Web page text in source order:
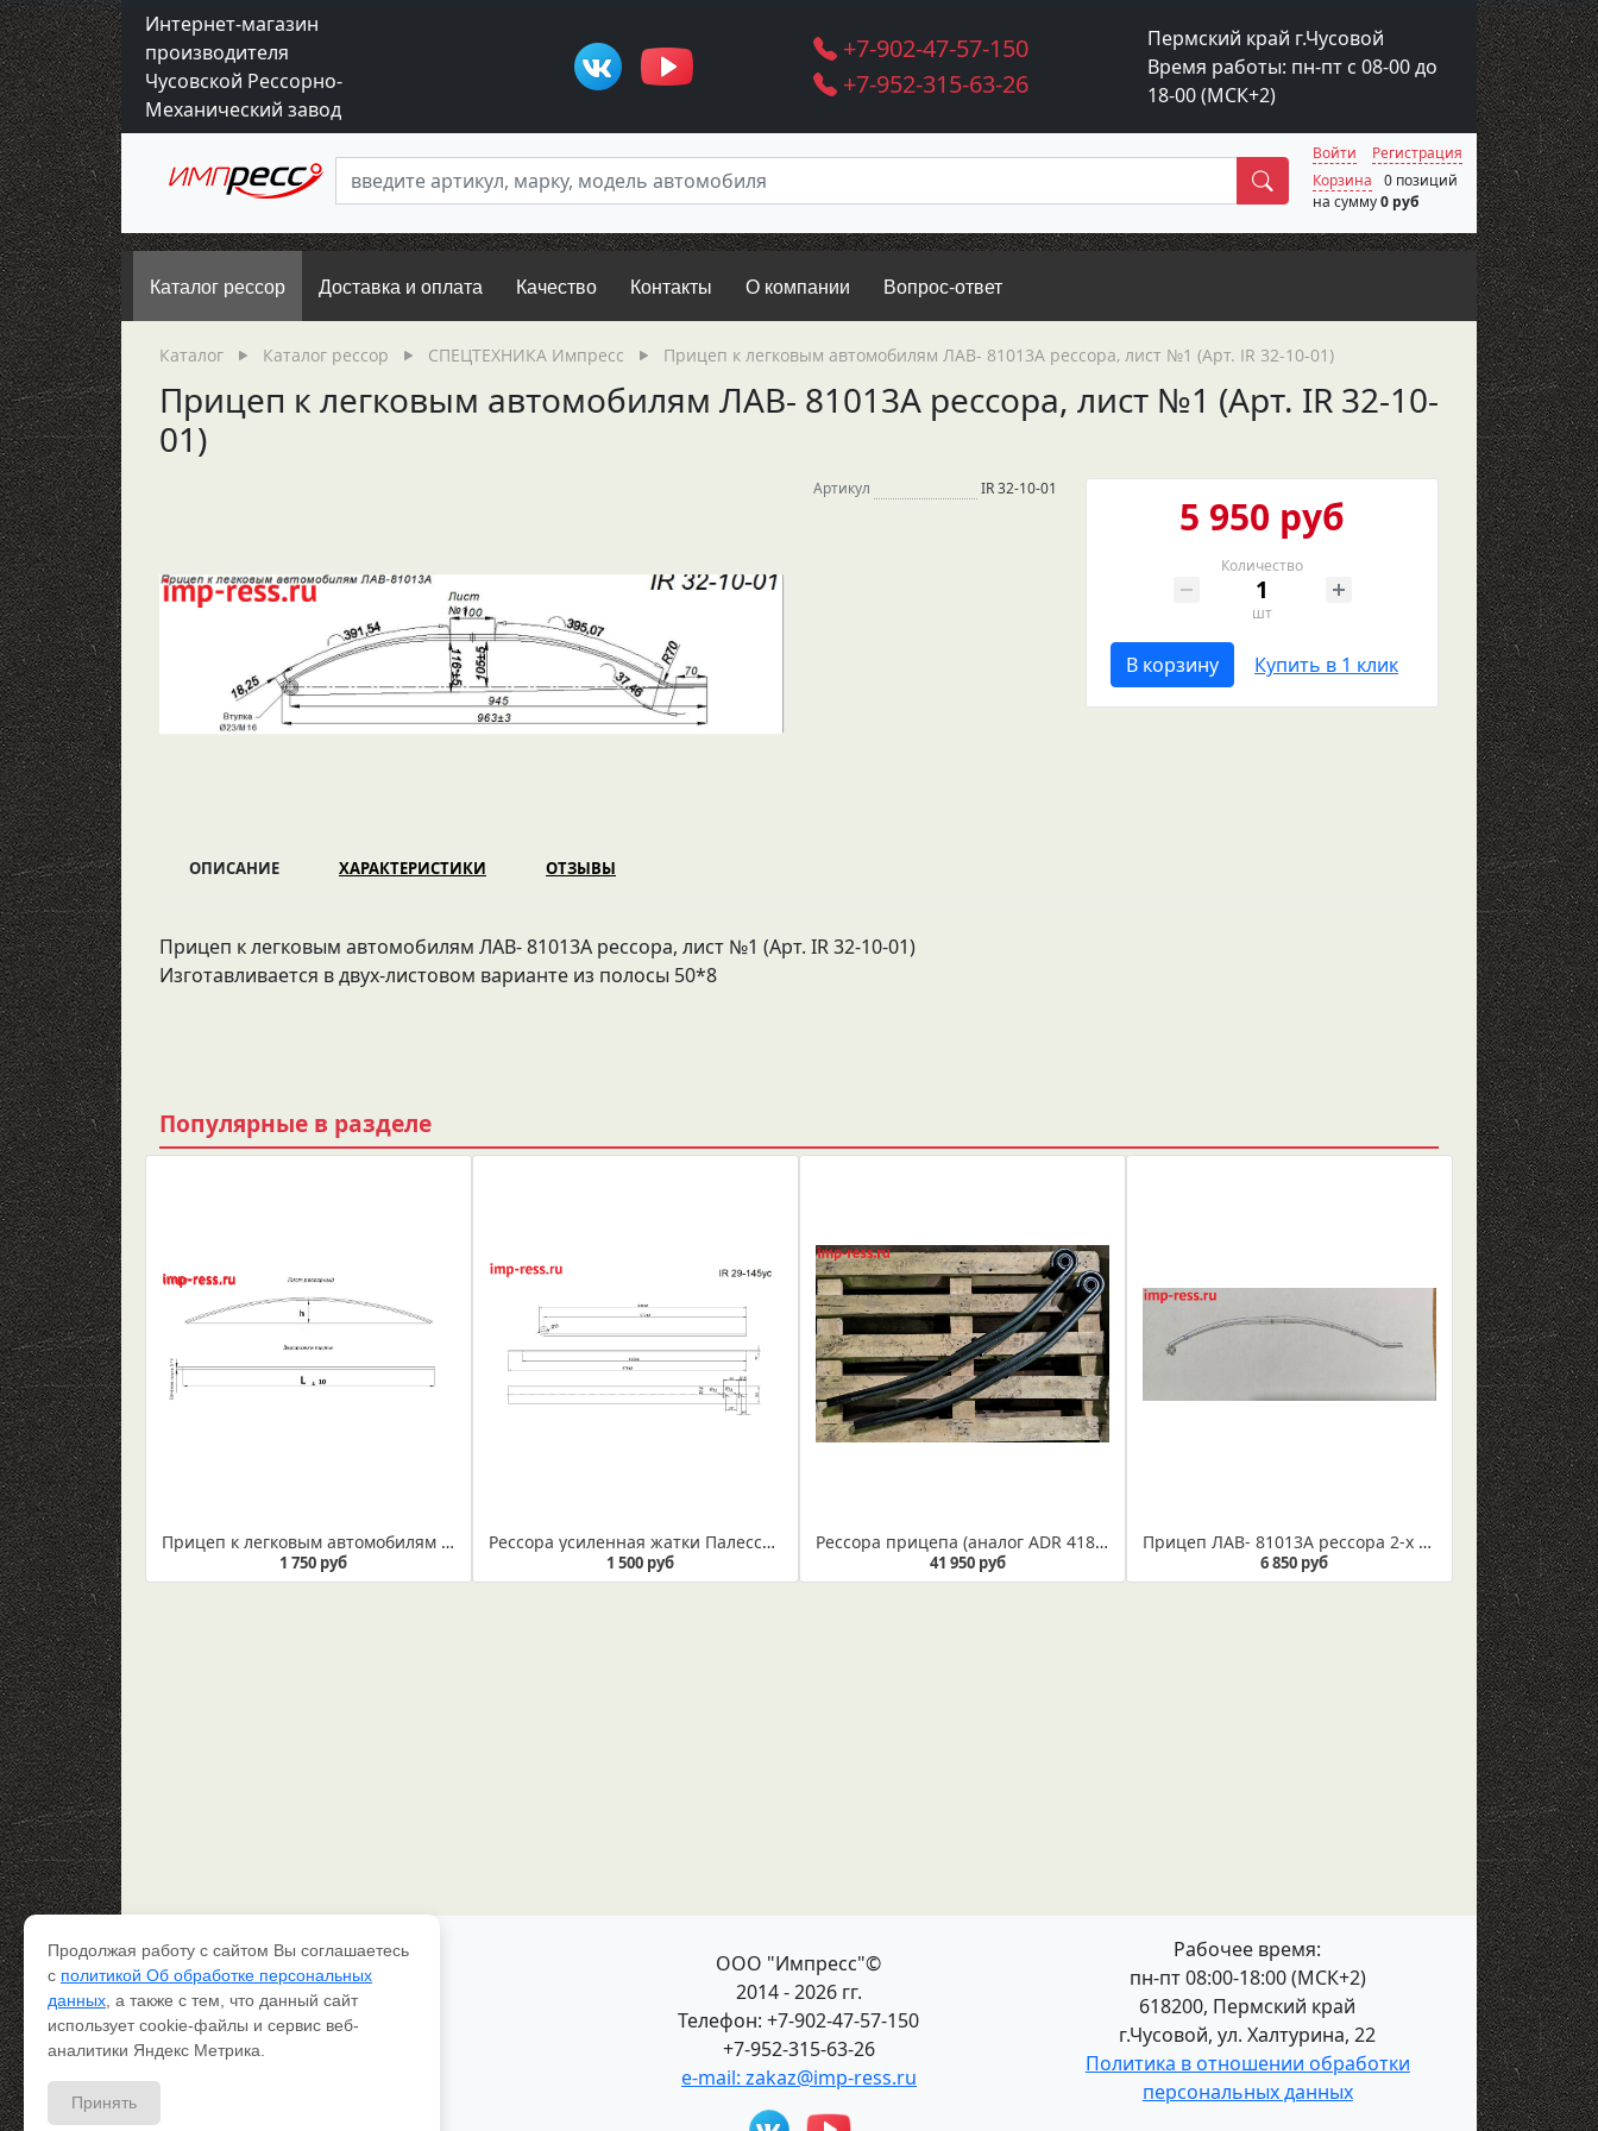
Интернет-магазин
производителя
Чусовской Рессорно-
Механический завод
+7-902-47-57-150
+7-952-315-63-26
Пермский край г.Чусовой
Время работы: пн-пт с 08-00 до
18-00 (МСК+2)
Поиск
Войти
Регистрация
Корзина
0 позиций
на сумму0 руб
Каталог рессор Доставка и оплата Качество Контакты О компании Вопрос-ответ
Каталог Каталог рессор СПЕЦТЕХНИКА Импресс Прицеп к легковым автомобилям ЛАВ- 81013А рессора, лист №1 (Арт. IR 32-10-01)
Прицеп к легковым автомобилям ЛАВ- 81013А рессора, лист №1 (Арт. IR 32-10-
01)
Артикул IR 32-10-01
5 950 руб
Количество
шт
В корзину Купить в 1 клик
ОПИСАНИЕ ХАРАКТЕРИСТИКИ ОТЗЫВЫ
Прицеп к легковым автомобилям ЛАВ- 81013А рессора, лист №1 (Арт. IR 32-10-01)
Изготавливается в двух-листовом варианте из полосы 50*8
Популярные в разделе
Прицеп к легковым автомобилям ЛАВ- 81013А рессора, лист дополнительный из полосы 50*8 (Арт. IR 32-10-02)
1 750 руб
Рессора усиленная жатки Палессе КЗК 2503405А/-01 (IR 29-145ус)
1 500 руб
Рессора прицепа (аналог ADR 4181003)
41 950 руб
Прицеп ЛАВ- 81013А рессора 2-х листовая
6 850 руб
Каталог рессор
Доставка и оплата
Качество
Контакты
ООО "Импресс"©
2014 - 2026 гг.
Телефон: +7-902-47-57-150
+7-952-315-63-26
e-mail: zakaz@imp-ress.ru
Рабочее время:
пн-пт 08:00-18:00 (МСК+2)
618200, Пермский край
г.Чусовой, ул. Халтурина, 22
Политика в отношении обработки
персональных данных
Продолжая работу с сайтом Вы соглашаетесь
с политикой Об обработке персональных
данных , а также с тем, что данный сайт
использует cookie-файлы и сервис веб-
аналитики Яндекс Метрика.
Принять